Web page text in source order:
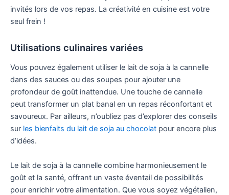
invités lors de vos repas. La créativité en cuisine est votre
seul frein !
Utilisations culinaires variées
Vous pouvez également utiliser le lait de soja à la cannelle
dans des sauces ou des soupes pour ajouter une
profondeur de goût inattendue. Une touche de cannelle
peut transformer un plat banal en un repas réconfortant et
savoureux. Par ailleurs, n’oubliez pas d’explorer des conseils
sur les bienfaits du lait de soja au chocolat pour encore plus
d’idées.
Le lait de soja à la cannelle combine harmonieusement le
goût et la santé, offrant un vaste éventail de possibilités
pour enrichir votre alimentation. Que vous soyez végétalien,